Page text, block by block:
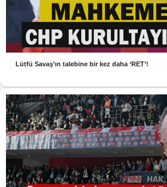
Lütfü Savaş’ın talebine bir kez daha ‘RET’!